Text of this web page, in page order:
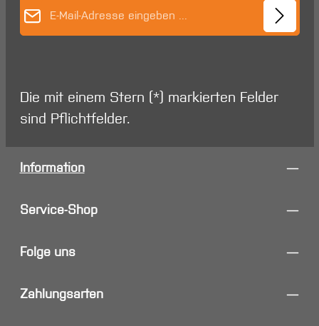
Die mit einem Stern (*) markierten Felder
sind Pflichtfelder.
Information
Service-Shop
Folge uns
Zahlungsarten